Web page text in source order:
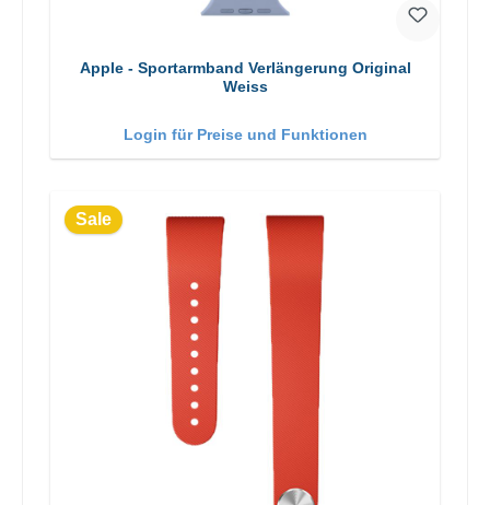
Apple - Sportarmband Verlängerung Original
Weiss
Login für Preise und Funktionen
Sale